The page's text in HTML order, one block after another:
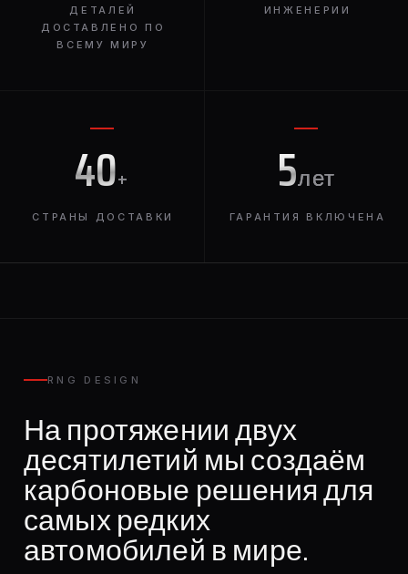
ДЕТАЛЕЙ
ДОСТАВЛЕНО ПО
ВСЕМУ МИРУ
ИНЖЕНЕРИИ
40+
СТРАНЫ ДОСТАВКИ
5лет
ГАРАНТИЯ ВКЛЮЧЕНА
RNG DESIGN
На протяжении двух
десятилетий мы создаём
карбоновые решения для
самых редких
автомобилей в мире.